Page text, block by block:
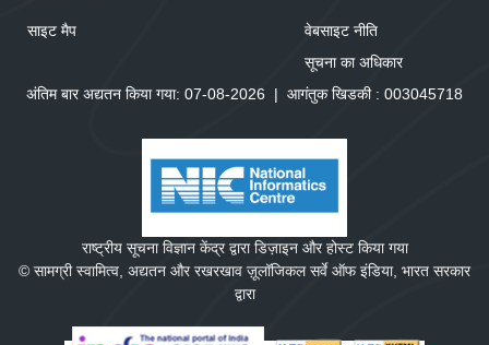
साइट मैप
वेबसाइट नीति
सूचना का अधिकार
अंतिम बार अद्यतन किया गया: 07-08-2026
| आगंतुक खिडकी : 003045718
राष्ट्रीय सूचना विज्ञान केंद्र द्वारा डिज़ाइन और होस्ट किया गया
© सामग्री स्वामित्व, अद्यतन और रखरखाव ज़ूलॉजिकल सर्वे ऑफ इंडिया, भारत सरकार
द्वारा